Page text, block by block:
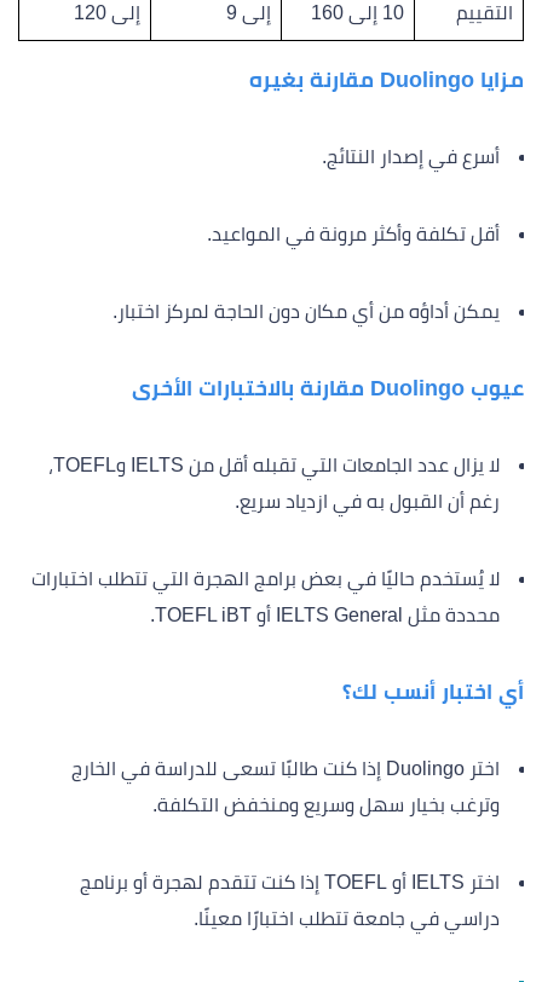
التقييم
10 إلى 160
إلى 9
إلى 120
مزايا Duolingo مقارنة بغيره
أسرع في إصدار النتائج.
أقل تكلفة وأكثر مرونة في المواعيد.
يمكن أداؤه من أي مكان دون الحاجة لمركز اختبار.
عيوب Duolingo مقارنة بالاختبارات الأخرى
لا يزال عدد الجامعات التي تقبله أقل من IELTS وTOEFL،
رغم أن القبول به في ازدياد سريع.
لا يُستخدم حاليًا في بعض برامج الهجرة التي تتطلب اختبارات
محددة مثل IELTS General أو TOEFL iBT.
أي اختبار أنسب لك؟
اختر Duolingo إذا كنت طالبًا تسعى للدراسة في الخارج
وترغب بخيار سهل وسريع ومنخفض التكلفة.
اختر IELTS أو TOEFL إذا كنت تتقدم لهجرة أو برنامج
دراسي في جامعة تتطلب اختبارًا معينًا.